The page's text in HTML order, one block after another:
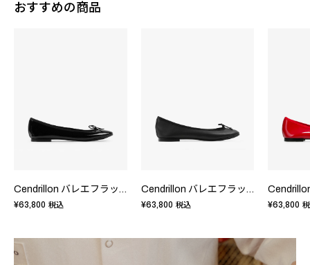
おすすめの商品
Cendrillon バレエフラット - ラバーソール - EUサイズ
¥63,800 税込
Cendrillon バレエフラット - ラバーソール - EUサイズ
¥63,800 税込 ¥63,800